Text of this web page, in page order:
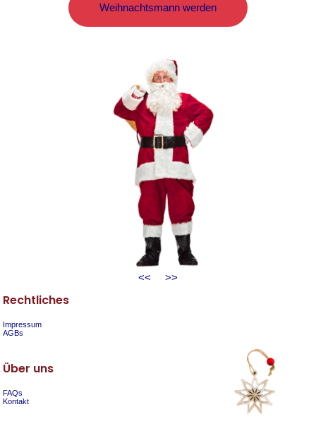
Weihnachtsmann werden
<< >>
Rechtliches
Impressum
AGBs
Über uns
FAQs
Kontakt